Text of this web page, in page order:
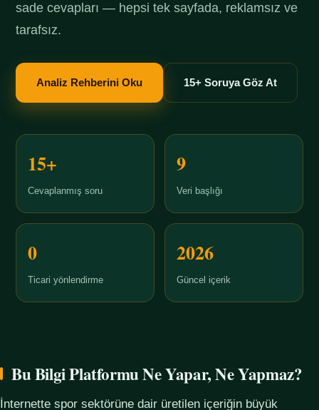
sade cevapları — hepsi tek sayfada, reklamsız ve
tarafsız.
Analiz Rehberini Oku 15+ Soruya Göz At
15+
Cevaplanmış soru
9
Veri başlığı
0
Ticari yönlendirme
2026
Güncel içerik
Bu Bilgi Platformu Ne Yapar, Ne Yapmaz?
İnternette spor sektörüne dair üretilen içeriğin büyük